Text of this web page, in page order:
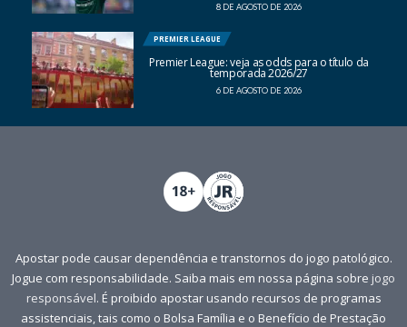
8 DE AGOSTO DE 2026
PREMIER LEAGUE
Premier League: veja as odds para o título da
temporada 2026/27
6 DE AGOSTO DE 2026
Apostar pode causar dependência e transtornos do jogo patológico.
Jogue com responsabilidade. Saiba mais em nossa página sobre jogo
responsável. É proibido apostar usando recursos de programas
assistenciais, tais como o Bolsa Família e o Benefício de Prestação